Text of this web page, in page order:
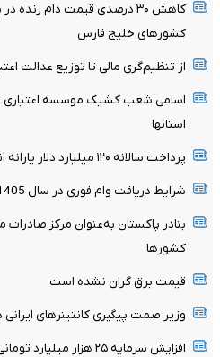
کاهش ۳۰ درصدی قیمت دام زنده
کشور‌های خلیج فارس
از تنظیم‌گری مالی تا توزیع عدالت
استانها
پرداخت سالانه ۱۲۰ میلیارد دلار یارانه انرژی
شرایط دریافت وام فوری در سال 1405
بنادر پاکستان به‌عنوان مرکز صادرات
کشورها
قیمت برق گران نشده است
وزیر صمت پیگیری کانتینر‌های ایرانی
افزایش سرمایه ۲۵ هزار